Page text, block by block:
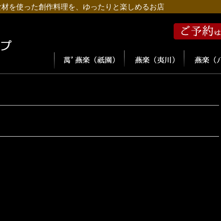
を使った創作料理を、ゆったりと楽しめるお店